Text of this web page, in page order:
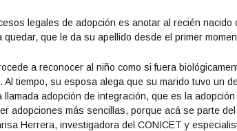
legales de adopción es anotar al recién nacido
que le da su apellido desde el primer
a reconocer al niño como si fuera
tiempo, su esposa alega que su marido tuvo un
adopción de integración, que es la adopción
adopciones más sencillas, porque acá se parte
Herrera, investigadora del CONICET y